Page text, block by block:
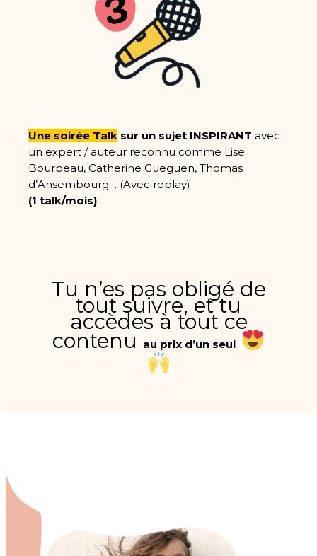
Une soirée Talk sur un sujet INSPIRANTavec
un expert / auteur reconnu comme Lise
Bourbeau, Catherine Gueguen, Thomas
d’Ansembourg… (Avec replay)
(1 talk/mois)
Tu n’es pas obligé de
tout suivre, et tu
accèdes à tout ce
contenu au prix d’un seul